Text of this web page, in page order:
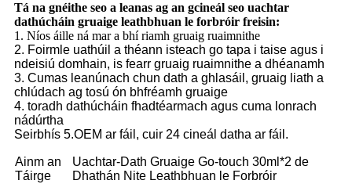
Tá na gnéithe seo a leanas ag an gcineál seo uachtar
dathúcháin gruaige leathbhuan le forbróir freisin:
1. Níos áille ná mar a bhí riamh gruaig ruaimnithe
2. Foirmle uathúil a théann isteach go tapa i taise agus i
ndeisiú domhain, is fearr gruaig ruaimnithe a dhéanamh
3. Cumas leanúnach chun dath a ghlasáil, gruaig liath a
chlúdach ag tosú ón bhfréamh gruaige
4. toradh dathúcháin fhadtéarmach agus cuma lonrach
nádúrtha
Seirbhís 5.OEM ar fáil, cuir 24 cineál datha ar fáil.
Ainm an
Táirge
Uachtar-Dath Gruaige Go-touch 30ml*2 de
Dhathán Nite Leathbhuan le Forbróir